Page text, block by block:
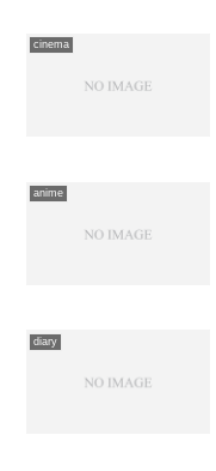
cinema
anime
diary